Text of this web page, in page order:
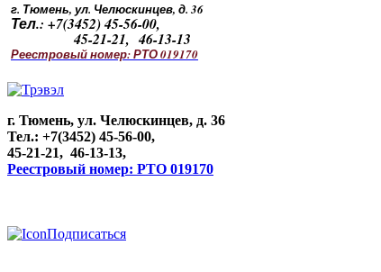
г. Тюмень, ул. Челюскинцев, д. 36
Тел.: +7(3452) 45-56-00,
45-21-21, 46-13-13
Реестровый номер: РТО 019170
г. Тюмень, ул. Челюскинцев, д. 36
Тел.: +7(3452) 45-56-00,
45-21-21, 46-13-13,
Реестровый номер: РТО 019170
Подписаться